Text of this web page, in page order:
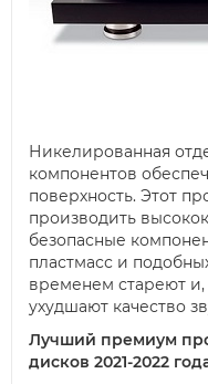
Никелированная
компонентов
поверхность. Этот
производить
безопасные
пластмасс и
временем стареют
ухудшают качество
Лучший премиум
дисков 2021-2022